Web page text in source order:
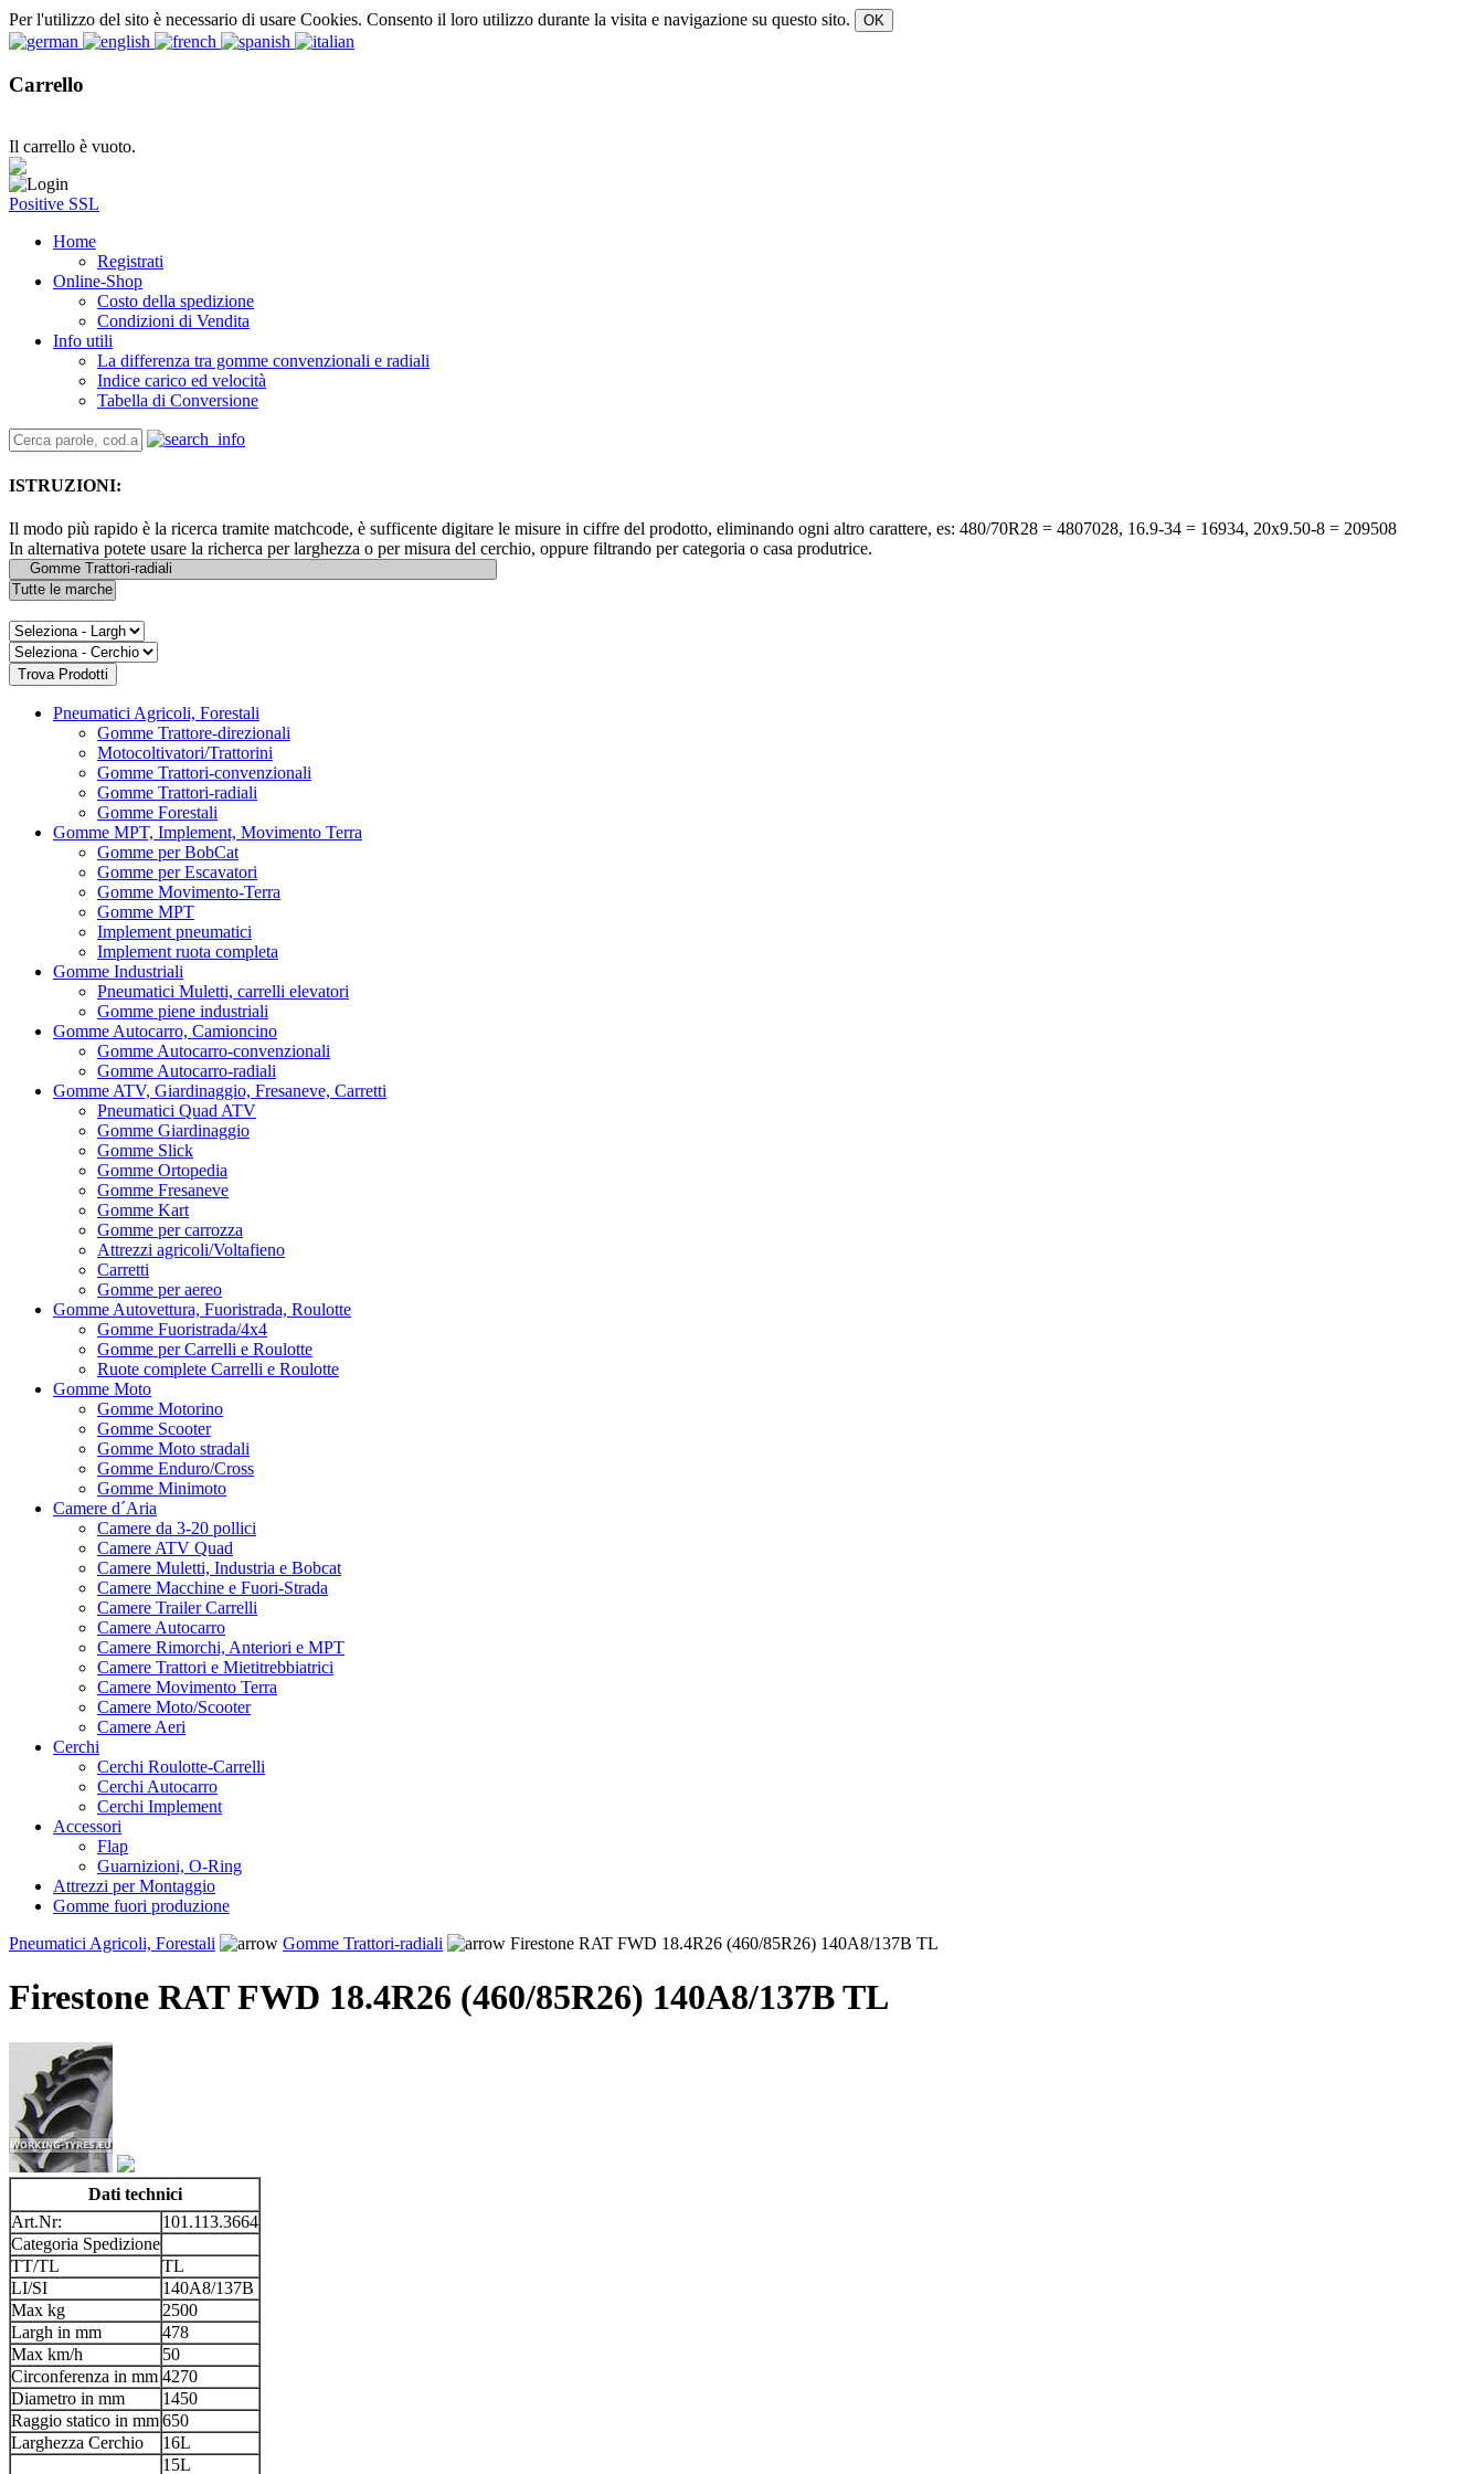
Per l'utilizzo del sito è necessario di usare Cookies. Consento il loro utilizzo durante la visita e navigazione su questo sito.
Carrello
Il carrello è vuoto.
Positive SSL
Home
Registrati
Online-Shop
Costo della spedizione
Condizioni di Vendita
Info utili
La differenza tra gomme convenzionali e radiali
Indice carico ed velocità
Tabella di Conversione
ISTRUZIONI:
Il modo più rapido è la ricerca tramite matchcode, è sufficente digitare le misure in ciffre del prodotto, eliminando ogni altro carattere, es: 480/70R28 = 4807028, 16.9-34 = 16934, 20x9.50-8 = 209508
In alternativa potete usare la richerca per larghezza o per misura del cerchio, oppure filtrando per categoria o casa produtrice.
Pneumatici Agricoli, Forestali
Gomme Trattore-direzionali
Motocoltivatori/Trattorini
Gomme Trattori-convenzionali
Gomme Trattori-radiali
Gomme Forestali
Gomme MPT, Implement, Movimento Terra
Gomme per BobCat
Gomme per Escavatori
Gomme Movimento-Terra
Gomme MPT
Implement pneumatici
Implement ruota completa
Gomme Industriali
Pneumatici Muletti, carrelli elevatori
Gomme piene industriali
Gomme Autocarro, Camioncino
Gomme Autocarro-convenzionali
Gomme Autocarro-radiali
Gomme ATV, Giardinaggio, Fresaneve, Carretti
Pneumatici Quad ATV
Gomme Giardinaggio
Gomme Slick
Gomme Ortopedia
Gomme Fresaneve
Gomme Kart
Gomme per carrozza
Attrezzi agricoli/Voltafieno
Carretti
Gomme per aereo
Gomme Autovettura, Fuoristrada, Roulotte
Gomme Fuoristrada/4x4
Gomme per Carrelli e Roulotte
Ruote complete Carrelli e Roulotte
Gomme Moto
Gomme Motorino
Gomme Scooter
Gomme Moto stradali
Gomme Enduro/Cross
Gomme Minimoto
Camere d´Aria
Camere da 3-20 pollici
Camere ATV Quad
Camere Muletti, Industria e Bobcat
Camere Macchine e Fuori-Strada
Camere Trailer Carrelli
Camere Autocarro
Camere Rimorchi, Anteriori e MPT
Camere Trattori e Mietitrebbiatrici
Camere Movimento Terra
Camere Moto/Scooter
Camere Aeri
Cerchi
Cerchi Roulotte-Carrelli
Cerchi Autocarro
Cerchi Implement
Accessori
Flap
Guarnizioni, O-Ring
Attrezzi per Montaggio
Gomme fuori produzione
Pneumatici Agricoli, Forestali
Gomme Trattori-radiali Firestone RAT FWD 18.4R26 (460/85R26) 140A8/137B TL
Firestone RAT FWD 18.4R26 (460/85R26) 140A8/137B TL
Dati technici
Art.Nr:
101.113.3664
Categoria Spedizione
TT/TL
TL
LI/SI
140A8/137B
Max kg
2500
Largh in mm
478
Max km/h
50
Circonferenza in mm 4270
Diametro in mm
1450
Raggio statico in mm650
Larghezza Cerchio
16L
15L